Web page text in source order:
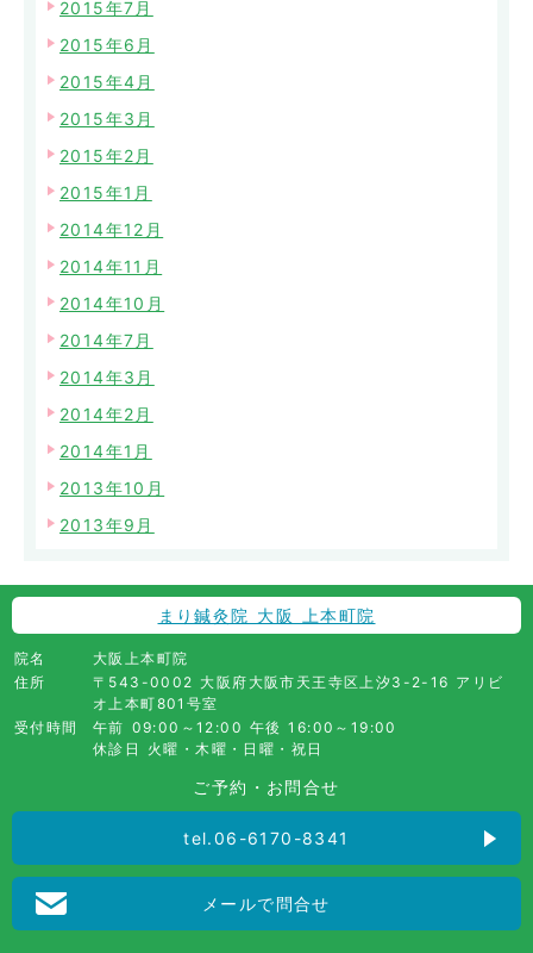
2015年7月
2015年6月
2015年4月
2015年3月
2015年2月
2015年1月
2014年12月
2014年11月
2014年10月
2014年7月
2014年3月
2014年2月
2014年1月
2013年10月
2013年9月
まり鍼灸院 大阪 上本町院
院名
大阪上本町院
住所
〒543-0002 大阪府大阪市天王寺区上汐3-2-16 アリビ
オ上本町801号室
受付時間
午前 09:00～12:00 午後 16:00～19:00
休診日 火曜・木曜・日曜・祝日
ご予約・お問合せ
tel.06-6170-8341
メールで問合せ